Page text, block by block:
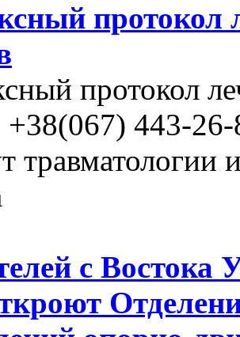
протокол
протокол
+38(067) 443-
с